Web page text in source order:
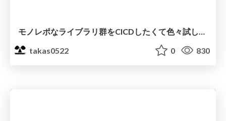
takas0522
0 830